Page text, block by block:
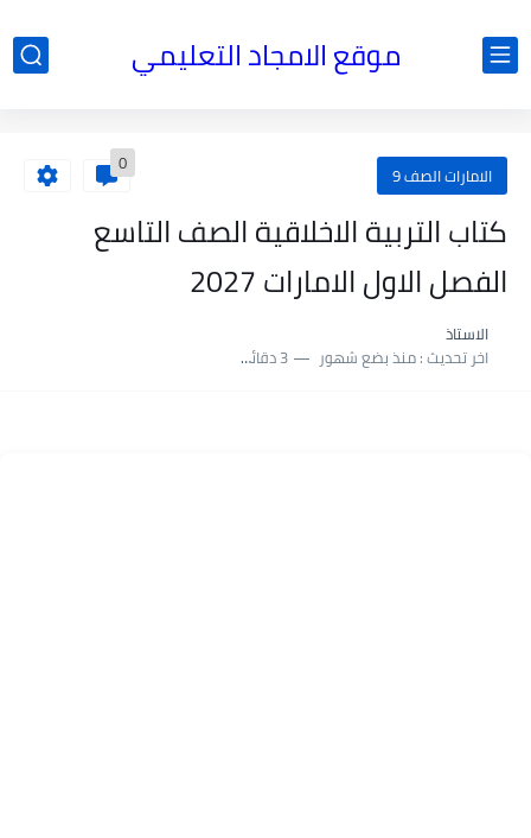
موقع الامجاد التعليمي
الامارات الصف 9 0
كتاب التربية الاخلاقية الصف التاسع
الفصل الاول الامارات 2027
الاستاذ
اخر تحديث :منذ بضع شهور 3 دقائق للقراءة